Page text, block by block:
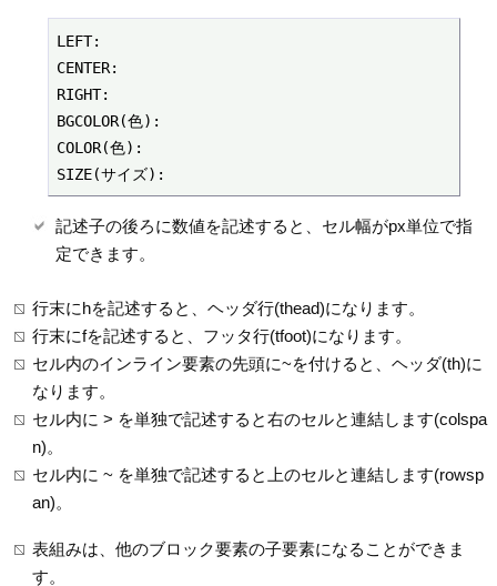
LEFT:
CENTER:
RIGHT:
BGCOLOR(色):
COLOR(色):
SIZE(サイズ):
記述子の後ろに数値を記述すると、セル幅がpx単位で指
定できます。
行末にhを記述すると、ヘッダ行(thead)になります。
行末にfを記述すると、フッタ行(tfoot)になります。
セル内のインライン要素の先頭に~を付けると、ヘッダ(th)に
なります。
セル内に > を単独で記述すると右のセルと連結します(colspa
n)。
セル内に ~ を単独で記述すると上のセルと連結します(rowsp
an)。
表組みは、他のブロック要素の子要素になることができま
す。